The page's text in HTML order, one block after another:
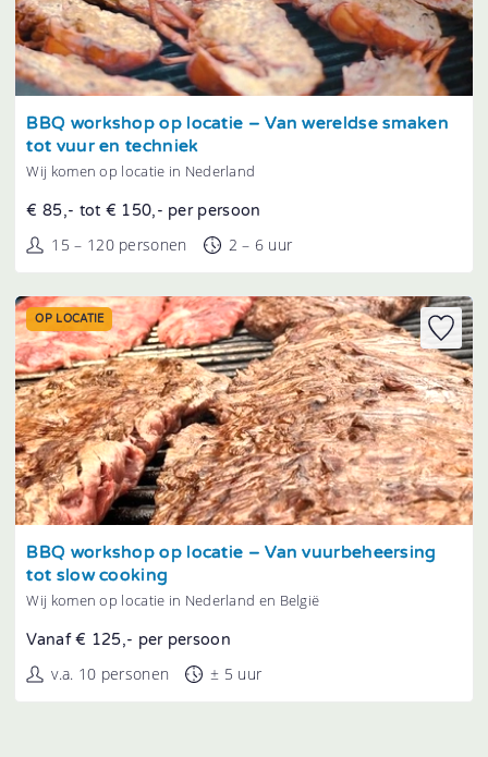
Tonen
BBQ workshop op locatie – Van wereldse smaken
tot vuur en techniek
Wij komen op locatie in Nederland
€ 85,- tot € 150,- per persoon
15 – 120 personen 2 – 6 uur
Tonen
OP LOCATIE
BBQ workshop op locatie – Van vuurbeheersing
tot slow cooking
Wij komen op locatie in Nederland en België
Vanaf € 125,- per persoon
v.a. 10 personen ± 5 uur